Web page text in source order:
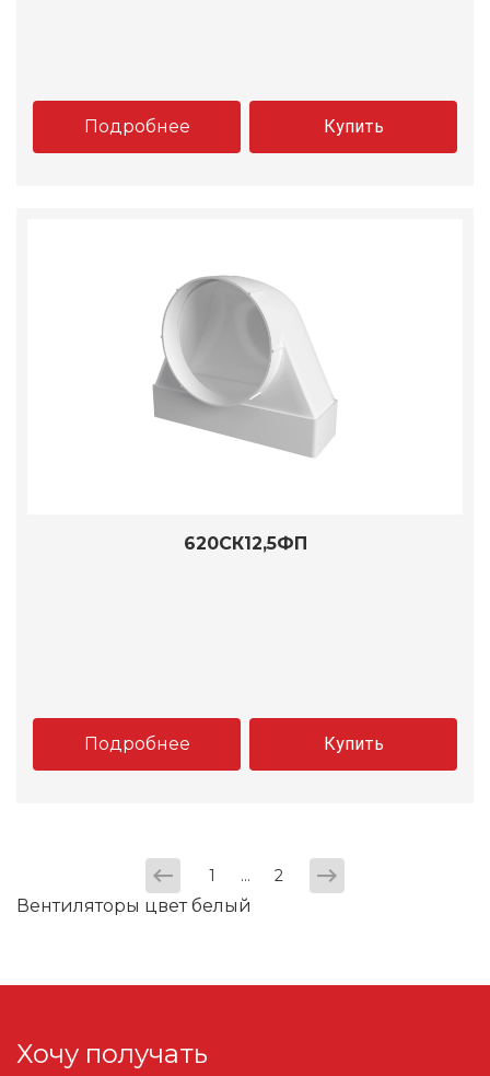
Подробнее Купить
620СК12,5ФП
Подробнее Купить
1 ... 2
Вентиляторы цвет белый
Хочу получать